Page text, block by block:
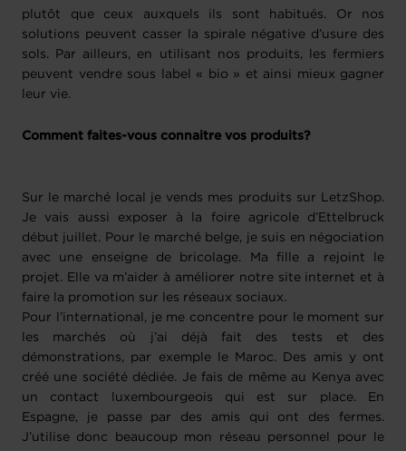
plutôt que ceux auxquels ils sont habitués. Or nos
solutions peuvent casser la spirale négative d’usure des
sols. Par ailleurs, en utilisant nos produits, les fermiers
peuvent vendre sous label « bio » et ainsi mieux gagner
leur vie.
Comment faites-vous connaitre vos produits?
Sur le marché local je vends mes produits sur LetzShop.
Je vais aussi exposer à la foire agricole d’Ettelbruck
début juillet. Pour le marché belge, je suis en négociation
avec une enseigne de bricolage. Ma fille a rejoint le
projet. Elle va m’aider à améliorer notre site internet et à
faire la promotion sur les réseaux sociaux.
Pour l’international, je me concentre pour le moment sur
les marchés où j’ai déjà fait des tests et des
démonstrations, par exemple le Maroc. Des amis y ont
créé une société dédiée. Je fais de même au Kenya avec
un contact luxembourgeois qui est sur place. En
Espagne, je passe par des amis qui ont des fermes.
J’utilise donc beaucoup mon réseau personnel pour le